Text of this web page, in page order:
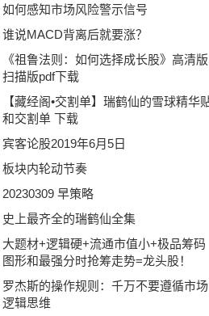
如何感知市场风险警示信号
谁说MACD背离后就要涨？
《祖鲁法则：如何选择成长股》高清版
扫描版pdf下载
【藏经阁•交割单】瑞鹤仙的雪球精华
和交割单 下载
宾客论股2019年6月5日
板块内轮动节奏
20230309 早策略
史上最齐全的瑞鹤仙全集
大题材+逻辑硬+流通市值小+极品筹码
图形和最强分时抢筹走势=龙头股！
罗杰斯的操作规则：千万不要遵循市场
逻辑思维